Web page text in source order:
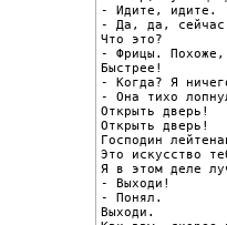
- Идите, идите.
- Да, да,
Что это?
- Фрицы. Похоже,
Быстрее!
- Когда? Я
- Она тихо
Открыть дверь!
Открыть дверь!
Господин
Это искусство
Я в этом деле
- Выходи!
- Понял.
Выходи.